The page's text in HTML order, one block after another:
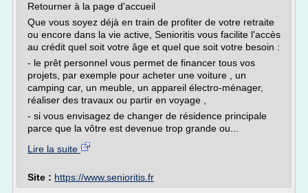
Retourner à la page d'accueil
Que vous soyez déjà en train de profiter de votre retraite
ou encore dans la vie active, Senioritis vous facilite l'accès
au crédit quel soit votre âge et quel que soit votre besoin :
- le prêt personnel vous permet de financer tous vos
projets, par exemple pour acheter une voiture , un
camping car, un meuble, un appareil électro-ménager,
réaliser des travaux ou partir en voyage ,
- si vous envisagez de changer de résidence principale
parce que la vôtre est devenue trop grande ou...
Lire la suite
Site : https://www.senioritis.fr